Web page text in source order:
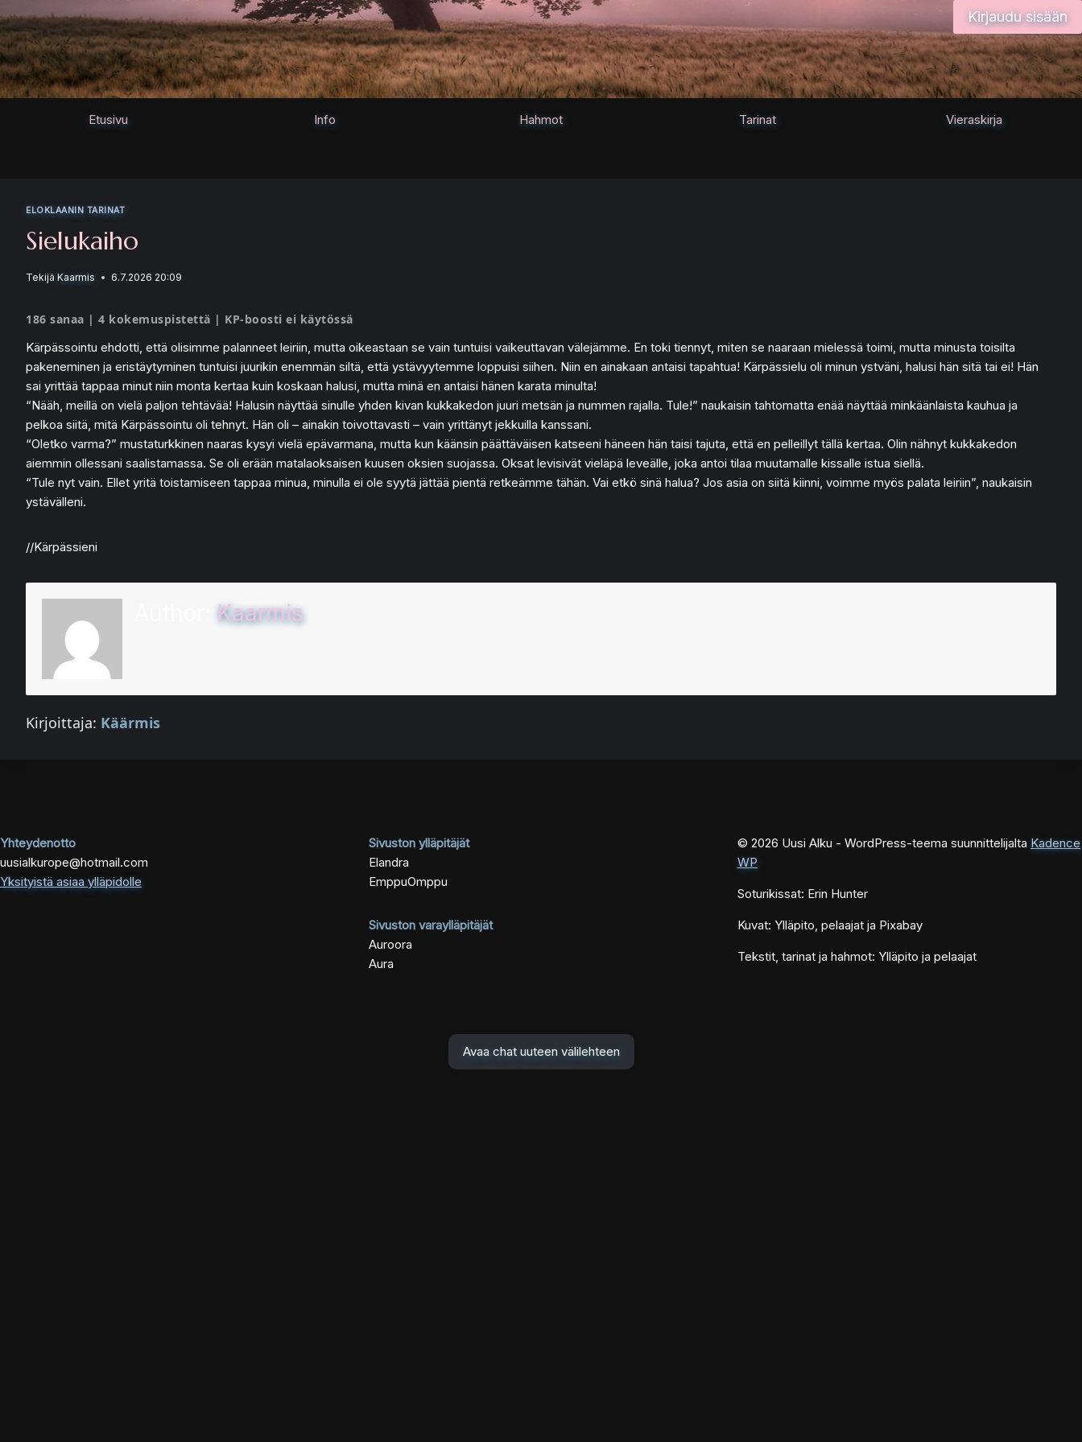
sisältöön
Kirjaudu sisään
Etusivu Info Hahmot Tarinat Vieraskirja
ELOKLAANIN TARINAT
Sielukaiho
Tekijä Kaarmis 6.7.2026 20:09
186 sanaa | 4 kokemuspistettä | KP-boosti ei käytössä
Kärpässointu ehdotti, että olisimme palanneet leiriin, mutta oikeastaan se vain tuntuisi vaikeuttavan välejämme. En toki tiennyt, miten se naaraan mielessä toimi, mutta minusta toisilta
pakeneminen ja eristäytyminen tuntuisi juurikin enemmän siltä, että ystävyytemme loppuisi siihen. Niin en ainakaan antaisi tapahtua! Kärpässielu oli minun ystväni, halusi hän sitä tai ei! Hän
sai yrittää tappaa minut niin monta kertaa kuin koskaan halusi, mutta minä en antaisi hänen karata minulta!
“Nääh, meillä on vielä paljon tehtävää! Halusin näyttää sinulle yhden kivan kukkakedon juuri metsän ja nummen rajalla. Tule!” naukaisin tahtomatta enää näyttää minkäänlaista kauhua ja
pelkoa siitä, mitä Kärpässointu oli tehnyt. Hän oli – ainakin toivottavasti – vain yrittänyt jekkuilla kanssani.
“Oletko varma?” mustaturkkinen naaras kysyi vielä epävarmana, mutta kun käänsin päättäväisen katseeni häneen hän taisi tajuta, että en pelleillyt tällä kertaa. Olin nähnyt kukkakedon
aiemmin ollessani saalistamassa. Se oli erään matalaoksaisen kuusen oksien suojassa. Oksat levisivät vieläpä leveälle, joka antoi tilaa muutamalle kissalle istua siellä.
“Tule nyt vain. Ellet yritä toistamiseen tappaa minua, minulla ei ole syytä jättää pientä retkeämme tähän. Vai etkö sinä halua? Jos asia on siitä kiinni, voimme myös palata leiriin”, naukaisin
ystävälleni.
//Kärpässieni
Kaarmis
Kirjoittaja: Käärmis
Yhteydenotto
uusialkurope@hotmail.com
Yksityistä asiaa ylläpidolle
Sivuston ylläpitäjät
Elandra
EmppuOmppu
Sivuston varaylläpitäjät
Auroora
Aura
© 2026 Uusi Alku - WordPress-teema suunnittelijalta Kadence
WP
Soturikissat: Erin Hunter
Kuvat: Ylläpito, pelaajat ja Pixabay
Tekstit, tarinat ja hahmot: Ylläpito ja pelaajat
Avaa chat uuteen välilehteen